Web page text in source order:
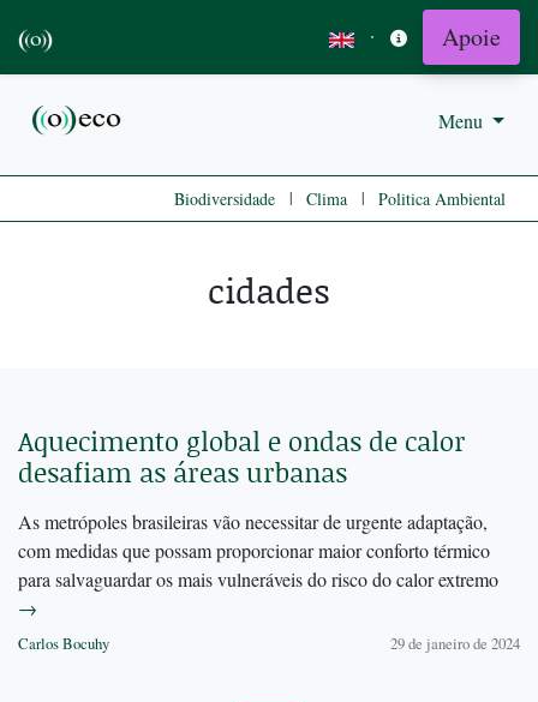
· Apoie
Menu
Biodiversidade | Clima | Politica Ambiental
cidades
Aquecimento global e ondas de calor
desafiam as áreas urbanas
As metrópoles brasileiras vão necessitar de urgente adaptação,
com medidas que possam proporcionar maior conforto térmico
para salvaguardar os mais vulneráveis do risco do calor extremo
→
Carlos Bocuhy 29 de janeiro de 2024